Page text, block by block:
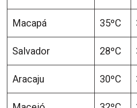
Macapá 35ºC
Salvador 28ºC
Aracaju 30ºC